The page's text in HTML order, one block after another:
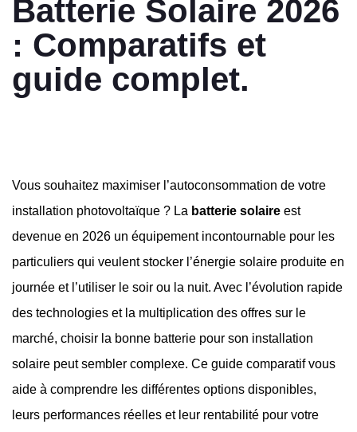
Batterie Solaire 2026
: Comparatifs et
guide complet.
Vous souhaitez maximiser l’autoconsommation de votre
installation photovoltaïque ? La batterie solaire est
devenue en 2026 un équipement incontournable pour les
particuliers qui veulent stocker l’énergie solaire produite en
journée et l’utiliser le soir ou la nuit. Avec l’évolution rapide
des technologies et la multiplication des offres sur le
marché, choisir la bonne batterie pour son installation
solaire peut sembler complexe. Ce guide comparatif vous
aide à comprendre les différentes options disponibles,
leurs performances réelles et leur rentabilité pour votre